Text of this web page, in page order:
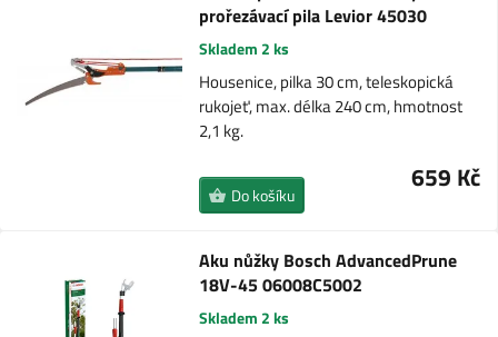
prořezávací pila Levior 45030
Skladem 2 ks
Housenice, pilka 30 cm, teleskopická
rukojeť, max. délka 240 cm, hmotnost
2,1 kg.
659 Kč
Do košíku
Aku nůžky Bosch AdvancedPrune
18V-45 06008C5002
Skladem 2 ks